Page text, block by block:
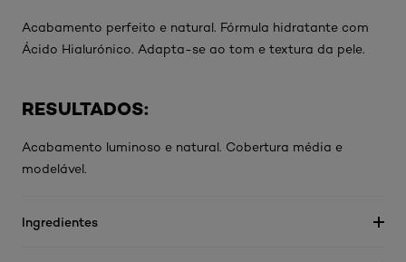
Acabamento perfeito e natural. Fórmula hidratante com
Ácido Hialurónico. Adapta-se ao tom e textura da pele.
RESULTADOS:
Acabamento luminoso e natural. Cobertura média e
modelável.
Ingredientes